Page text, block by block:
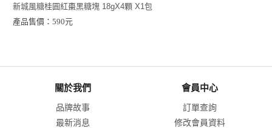
新城風糖桂圓紅棗黑糖塊 18gX4顆 X1包
產品售價：590元
關於我們
品牌故事
最新消息
會員中心
訂單查詢
修改會員資料